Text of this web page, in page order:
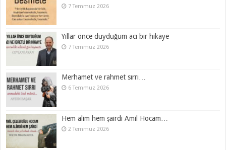
7 Temmuz 2026
Yıllar önce duyduğum acı bir hikaye
7 Temmuz 2026
Merhamet ve rahmet sırrı…
6 Temmuz 2026
Hem alim hem şairdi Amil Hocam…
2 Temmuz 2026